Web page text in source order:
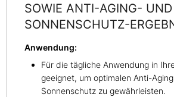
SOWIE ANTI-AGING- UND
SONNENSCHUTZ-
Anwendung:
Für die tägliche Anwendung in
geeignet, um optimalen Anti-
Sonnenschutz zu gewährleisten.